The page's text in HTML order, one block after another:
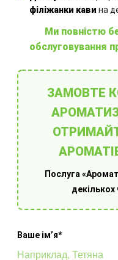
Оберіть
філіжанки кави на
Ми повністю
обслуговування
ЗАМОВТЕ
Послуга
Ваше імʼя*